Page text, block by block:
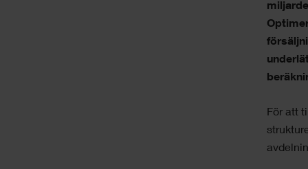
För att